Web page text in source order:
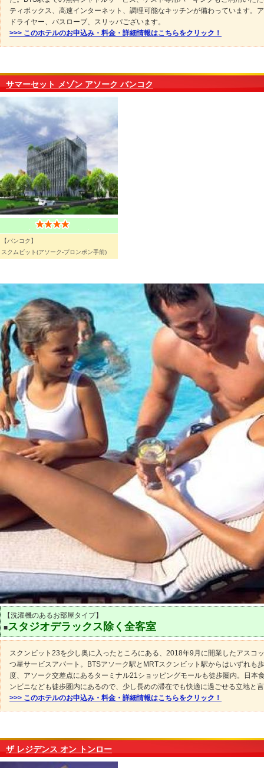
ティボックス、高速インターネット、調理可能なキッチンが備わっています。
ドライヤー、バスローブ、スリッパございます。
>>> このホテルのお申込み・料金・詳細情報はこちらをクリック！
サマーセット メゾン アソーク バンコク
【バンコク】
スクムビット(アソーク-プロンポン手前)
【洗濯機のあるお部屋タイプ】
■スタジオデラックス除く全客室
スクンビット23を少し奥に入ったところにある、2018年9月に開業したアスコ
つ星サービスアパート。BTSアソーク駅とMRTスクンビット駅からはいずれも
度、アソーク交差点にあるターミナル21ショッピングモールも徒歩圏内。日本
ンビニなども徒歩圏内にあるので、少し長めの滞在でも快適に過ごせる立地と
>>> このホテルのお申込み・料金・詳細情報はこちらをクリック！
ザ レジデンス オン トンロー